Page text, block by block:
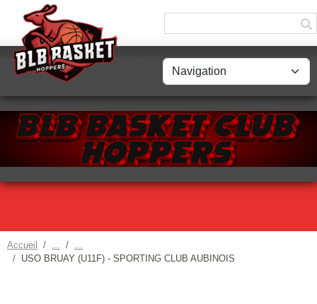
Accueil
USO BRUAY (U11F) - SPORTING CLUB AUBINOIS
Panneau de gestion des cookies